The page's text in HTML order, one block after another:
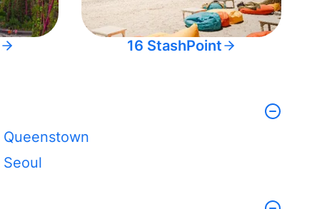
16 StashPoint
Queenstown
Seoul